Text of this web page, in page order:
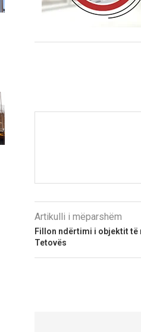
Artikulli i mëparshëm
Fillon ndërtimi i objektit të
Tetovës